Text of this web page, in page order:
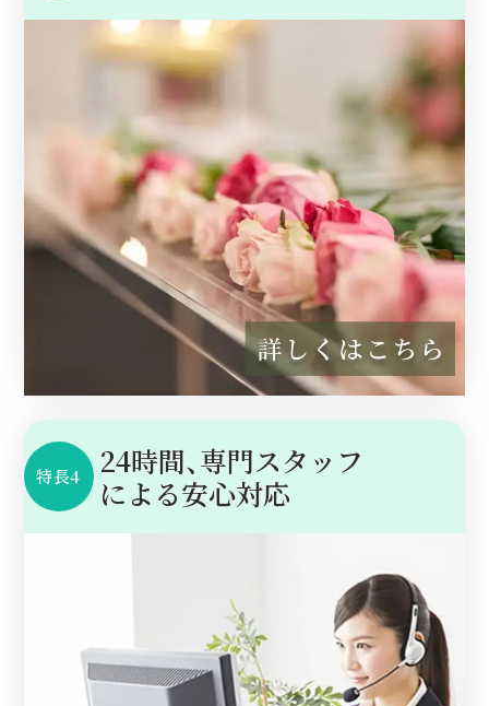
特長4
24時間、専門スタッフ
による安心対応